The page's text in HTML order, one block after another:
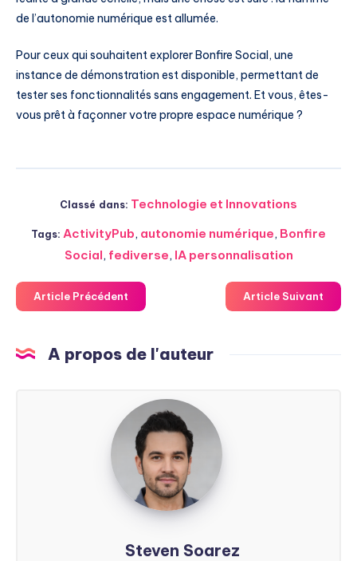
de l’autonomie numérique est allumée.
Pour ceux qui souhaitent explorer Bonfire Social, une
instance de démonstration est disponible, permettant de
tester ses fonctionnalités sans engagement. Et vous, êtes-
vous prêt à façonner votre propre espace numérique ?
Classé dans: Technologie et Innovations
Tags: ActivityPub, autonomie numérique, Bonfire
Social, fediverse, IA personnalisation
Article Précédent Article Suivant
A propos de l'auteur
Steven
Soarez
Steven Soarez